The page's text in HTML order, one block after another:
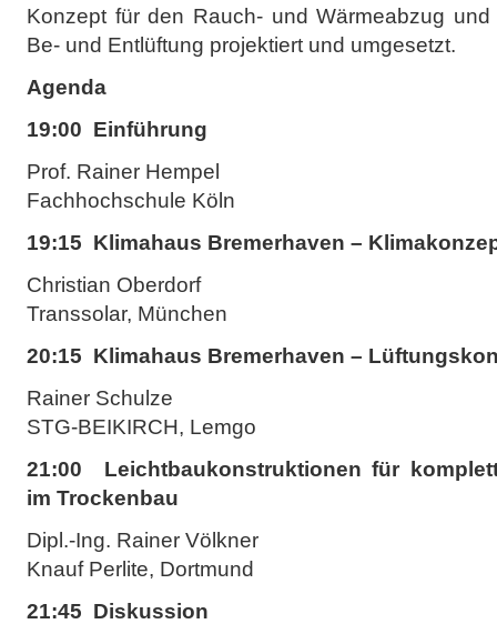
Konzept für den Rauch- und Wärmeabzug
Be- und Entlüftung projektiert und umgesetzt.
Agenda
19:00 Einführung
Prof. Rainer Hempel
Fachhochschule Köln
19:15 Klimahaus Bremerhaven –
Christian Oberdorf
Transsolar, München
20:15 Klimahaus Bremerhaven –
Rainer Schulze
STG-BEIKIRCH, Lemgo
21:00 Leichtbaukonstruktionen für
im Trockenbau
Dipl.-Ing. Rainer Völkner
Knauf Perlite, Dortmund
21:45 Diskussion